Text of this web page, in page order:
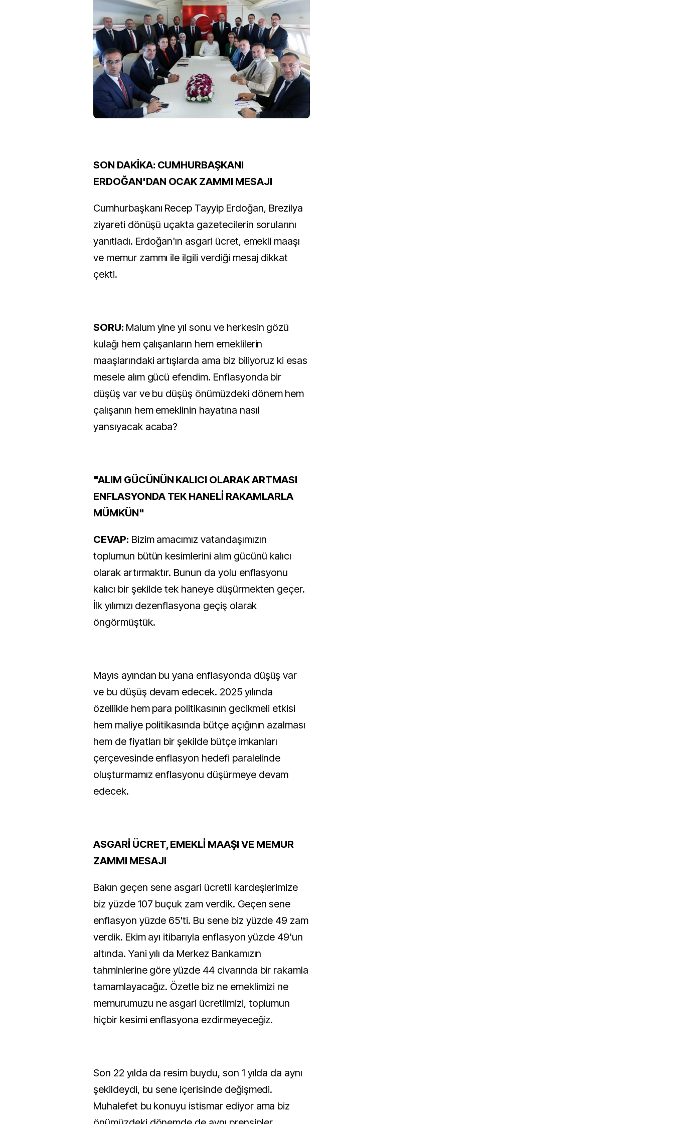
SON DAKİKA: CUMHURBAŞKANI
ERDOĞAN'DAN OCAK ZAMMI MESAJI
Cumhurbaşkanı Recep Tayyip Erdoğan, Brezilya
ziyareti dönüşü uçakta gazetecilerin sorularını
yanıtladı. Erdoğan'ın asgari ücret, emekli maaşı
ve memur zammı ile ilgili verdiği mesaj dikkat
çekti.
SORU: Malum yine yıl sonu ve herkesin gözü
kulağı hem çalışanların hem emeklilerin
maaşlarındaki artışlarda ama biz biliyoruz ki esas
mesele alım gücü efendim. Enflasyonda bir
düşüş var ve bu düşüş önümüzdeki dönem hem
çalışanın hem emeklinin hayatına nasıl
yansıyacak acaba?
"ALIM GÜCÜNÜN KALICI OLARAK ARTMASI
ENFLASYONDA TEK HANELİ RAKAMLARLA
MÜMKÜN"
CEVAP: Bizim amacımız vatandaşımızın
toplumun bütün kesimlerini alım gücünü kalıcı
olarak artırmaktır. Bunun da yolu enflasyonu
kalıcı bir şekilde tek haneye düşürmekten geçer.
İlk yılımızı dezenflasyona geçiş olarak
öngörmüştük.
Mayıs ayından bu yana enflasyonda düşüş var
ve bu düşüş devam edecek. 2025 yılında
özellikle hem para politikasının gecikmeli etkisi
hem maliye politikasında bütçe açığının azalması
hem de fiyatları bir şekilde bütçe imkanları
çerçevesinde enflasyon hedefi paralelinde
oluşturmamız enflasyonu düşürmeye devam
edecek.
ASGARİ ÜCRET, EMEKLİ MAAŞI VE MEMUR
ZAMMI MESAJI
Bakın geçen sene asgari ücretli kardeşlerimize
biz yüzde 107 buçuk zam verdik. Geçen sene
enflasyon yüzde 65'ti. Bu sene biz yüzde 49 zam
verdik. Ekim ayı itibarıyla enflasyon yüzde 49'un
altında. Yani yılı da Merkez Bankamızın
tahminlerine göre yüzde 44 civarında bir rakamla
tamamlayacağız. Özetle biz ne emeklimizi ne
memurumuzu ne asgari ücretlimizi, toplumun
hiçbir kesimi enflasyona ezdirmeyeceğiz.
Son 22 yılda da resim buydu, son 1 yılda da aynı
şekildeydi, bu sene içerisinde değişmedi.
Muhalefet bu konuyu istismar ediyor ama biz